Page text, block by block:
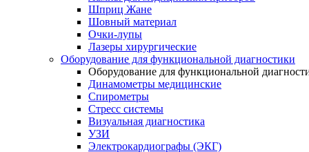
Шприц Жане
Шовный материал
Очки-лупы
Лазеры хирургические
Оборудование для функциональной диагностики
Оборудование для функциональной
Динамометры медицинские
Спирометры
Стресс системы
Визуальная диагностика
УЗИ
Электрокардиографы (ЭКГ)